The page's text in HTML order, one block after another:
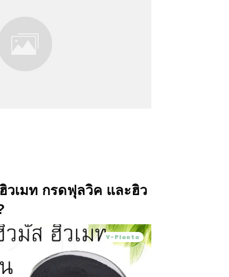
วเมท กรดฟุลวิค และฮิว
V-Planta